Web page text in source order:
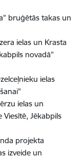
bruģētās takas un
ielas un Krasta
novadā”
ielas
ielas un
Viesītē, Jēkabpils
projekta
izveide un